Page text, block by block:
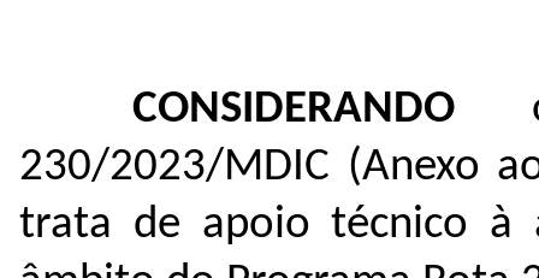
CONSIDERANDO o
230/2023/MDIC (Anexo
trata de apoio técnico à